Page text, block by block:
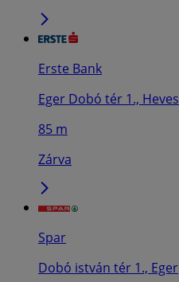
Erste Bank
Eger Dobó tér 1., Heves
85 m
Zárva
Spar
Dobó istván tér 1., Eger